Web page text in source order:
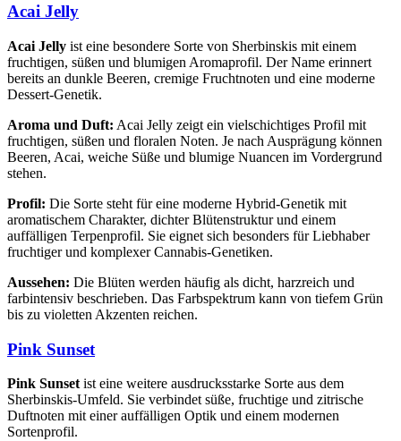
Acai Jelly
Acai Jelly ist eine besondere Sorte von Sherbinskis mit einem
fruchtigen, süßen und blumigen Aromaprofil. Der Name erinnert
bereits an dunkle Beeren, cremige Fruchtnoten und eine moderne
Dessert-Genetik.
Aroma und Duft: Acai Jelly zeigt ein vielschichtiges Profil mit
fruchtigen, süßen und floralen Noten. Je nach Ausprägung können
Beeren, Acai, weiche Süße und blumige Nuancen im Vordergrund
stehen.
Profil: Die Sorte steht für eine moderne Hybrid-Genetik mit
aromatischem Charakter, dichter Blütenstruktur und einem
auffälligen Terpenprofil. Sie eignet sich besonders für Liebhaber
fruchtiger und komplexer Cannabis-Genetiken.
Aussehen: Die Blüten werden häufig als dicht, harzreich und
farbintensiv beschrieben. Das Farbspektrum kann von tiefem Grün
bis zu violetten Akzenten reichen.
Pink Sunset
Pink Sunsetist eine weitere ausdrucksstarke Sorte aus dem
Sherbinskis-Umfeld. Sie verbindet süße, fruchtige und zitrische
Duftnoten mit einer auffälligen Optik und einem modernen
Sortenprofil.